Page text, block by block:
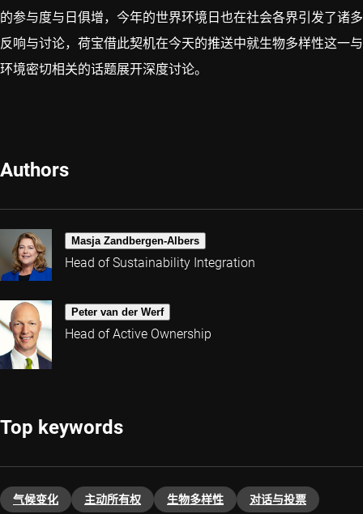
的参与度与日俱增，今年的世界环境日也在社会各界引发了诸多
反响与讨论，荷宝借此契机在今天的推送中就生物多样性这一与
环境密切相关的话题展开深度讨论。
Authors
Masja Zandbergen-Albers
Head of Sustainability Integration
Peter van der Werf
Head of Active Ownership
Top keywords
气候变化 主动所有权 生物多样性 对话与投票